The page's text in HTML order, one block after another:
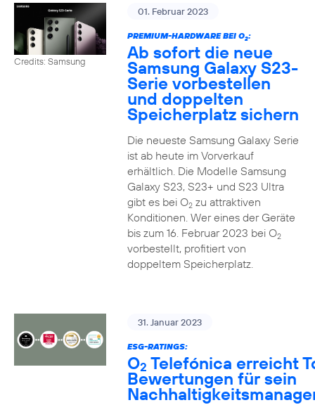
Credits: Samsung
01. Februar 2023
PREMIUM-HARDWARE BEI O2:
Ab sofort die neue
Samsung Galaxy S23-
Serie vorbestellen
und doppelten
Speicherplatz sichern
Die neueste Samsung Galaxy Serie
ist ab heute im Vorverkauf
erhältlich. Die Modelle Samsung
Galaxy S23, S23+ und S23 Ultra
gibt es bei O2zu attraktiven
Konditionen. Wer eines der Geräte
bis zum 16. Februar 2023 bei O2
vorbestellt, profitiert von
doppeltem Speicherplatz.
31. Januar 2023
ESG-RATINGS:
O2 Telefónica erreicht
Bewertungen für sein